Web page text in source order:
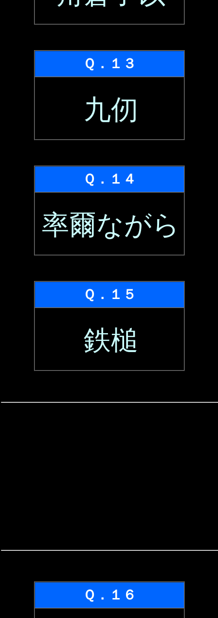
Ｑ．１３
九仞
Ｑ．１４
率爾ながら
Ｑ．１５
鉄槌
Ｑ．１６